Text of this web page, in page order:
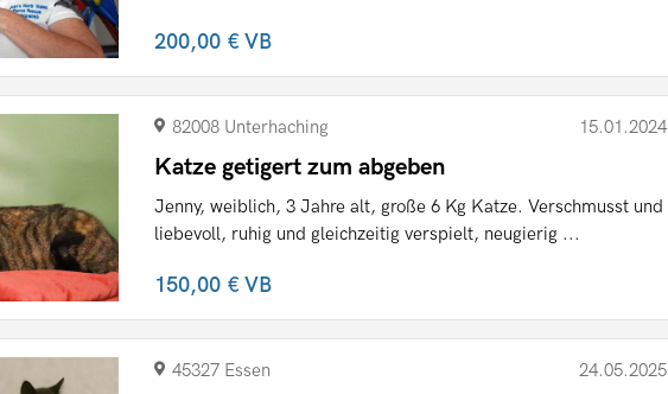
200,00 €VB
82008 Unterhaching 15.01.2024
Katze getigert zum abgeben
Jenny, weiblich, 3 Jahre alt, große 6 Kg Katze. Verschmusst und
liebevoll, ruhig und gleichzeitig verspielt, neugierig ...
150,00 €VB
45327 Essen 24.05.2025